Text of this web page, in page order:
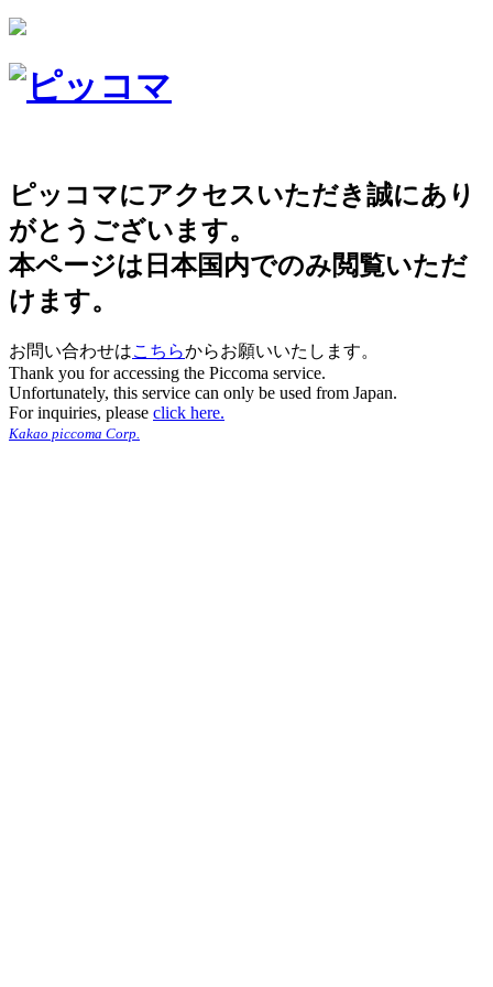
ピッコマにアクセスいただき誠にあり
がとうございます。
本ページは日本国内でのみ閲覧いただ
けます。
お問い合わせはこちらからお願いいたします。
Thank you for accessing the Piccoma service.
Unfortunately, this service can only be used from Japan.
For inquiries, please click here.
Kakao piccoma Corp.